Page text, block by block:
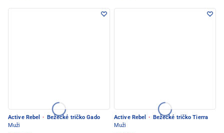
Active Rebel · Bežecké tričko Gado
Muži
Active Rebel · Bežecké tričko Tierra
Muži